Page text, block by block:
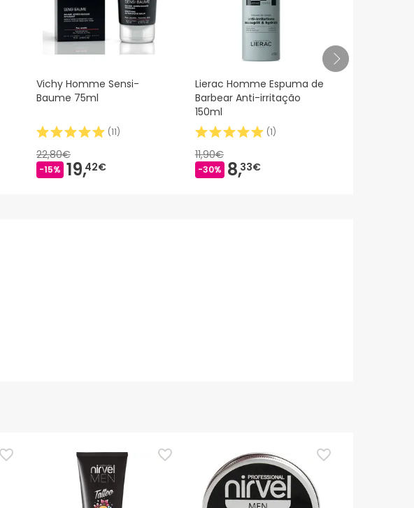
Vichy Homme Sensi-
Baume 75ml
(11)
22,80€
-15% 19,42€
Lierac Homme Espuma de
Barbear Anti-irritação
150ml
(1)
11,90€
-30% 8,33€